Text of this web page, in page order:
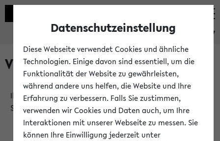
eKVV
Verlauf
Ihr Verlauf ist leer. Er wird sich im Verlauf Ihrer eKVV
Sitzung füllen.
Datenschutzeinstellung
Diese Webseite verwendet Cookies und ähnliche
Technologien. Einige davon sind essentiell, um die
Funktionalität der Website zu gewährleisten,
während andere uns helfen, die Website und Ihre
Erfahrung zu verbessern. Falls Sie zustimmen,
verwenden wir Cookies und Daten auch, um Ihre
Interaktionen mit unserer Webseite zu messen. Sie
können Ihre Einwilligung jederzeit unter